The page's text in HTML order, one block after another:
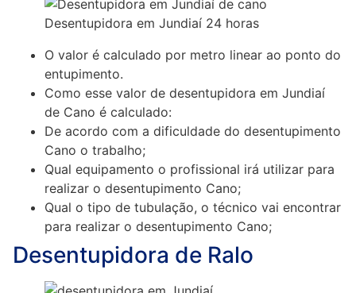
O valor é calculado por metro linear ao ponto do
entupimento.
Como esse valor de desentupidora em Jundiaí
de Cano é calculado:
De acordo com a dificuldade do desentupimento
Cano o trabalho;
Qual equipamento o profissional irá utilizar para
realizar o desentupimento Cano;
Qual o tipo de tubulação, o técnico vai encontrar
para realizar o desentupimento Cano;
Desentupidora de Ralo